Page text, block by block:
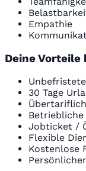
Empathie
Deine Vorteile
30 Tage
Jobticket /
Flexible
Kostenlose